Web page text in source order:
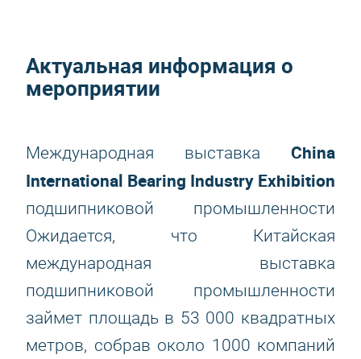
Актуальная информация о
мероприятии
Международная выставка China
International Bearing Industry Exhibition
подшипниковой промышленности
Ожидается, что Китайская
международная выставка
подшипниковой промышленности
займет площадь в 53 000 квадратных
метров, собрав около 1000 компаний